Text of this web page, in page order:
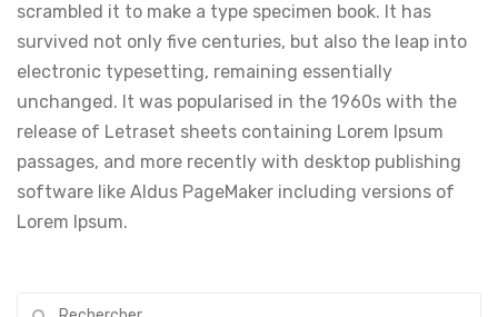
scrambled it to make a type specimen book. It has
survived not only five centuries, but also the leap into
electronic typesetting, remaining essentially
unchanged. It was popularised in the 1960s with the
release of Letraset sheets containing Lorem Ipsum
passages, and more recently with desktop publishing
software like Aldus PageMaker including versions of
Lorem Ipsum.